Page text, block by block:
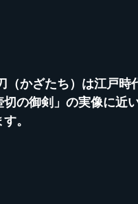
切の御剣」の実像に近
。